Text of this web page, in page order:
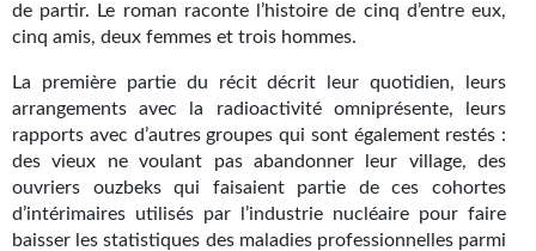
Pulps
Wotan
Étoiles vives
Yellow Submarine
NUMÉRIQUE
de partir. Le roman raconte l’histoire de cinq d’entre eux,
cinq amis, deux femmes et trois hommes.
La première partie du récit décrit leur quotidien, leurs
arrangements avec la radioactivité omniprésente, leurs
rapports avec d’autres groupes qui sont également restés :
des vieux ne voulant pas abandonner leur village, des
ouvriers ouzbeks qui faisaient partie de ces cohortes
d’intérimaires utilisés par l’industrie nucléaire pour faire
baisser les statistiques des maladies professionnelles parmi